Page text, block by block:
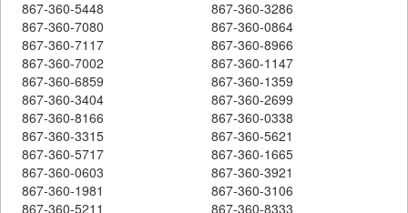
867-360-5448
867-360-3286
867-360-7080
867-360-0864
867-360-7117
867-360-8966
867-360-7002
867-360-1147
867-360-6859
867-360-1359
867-360-3404
867-360-2699
867-360-8166
867-360-0338
867-360-3315
867-360-5621
867-360-5717
867-360-1665
867-360-0603
867-360-3921
867-360-1981
867-360-3106
867-360-5211
867-360-8333